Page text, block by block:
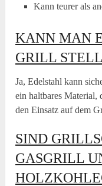
Kann teurer als
KANN MAN
GRILL
Ja, Edelstahl kann
ein haltbares Material,
den Einsatz auf dem
SIND
GASGRILL